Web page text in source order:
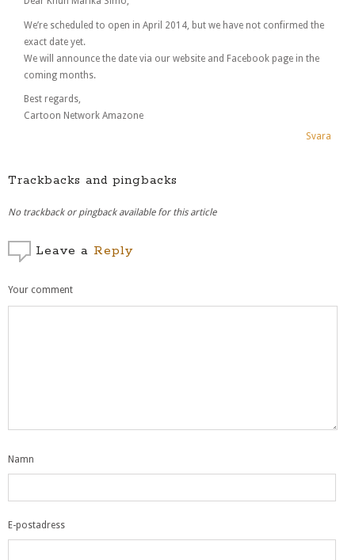
We’re scheduled to open in April 2014, but we have not confirmed the
exact date yet.
We will announce the date via our website and Facebook page in the
coming months.
Best regards,
Cartoon Network Amazone
Svara
Trackbacks and pingbacks
No trackback or pingback available for this article
Leave a Reply
Your comment
Namn
E-postadress